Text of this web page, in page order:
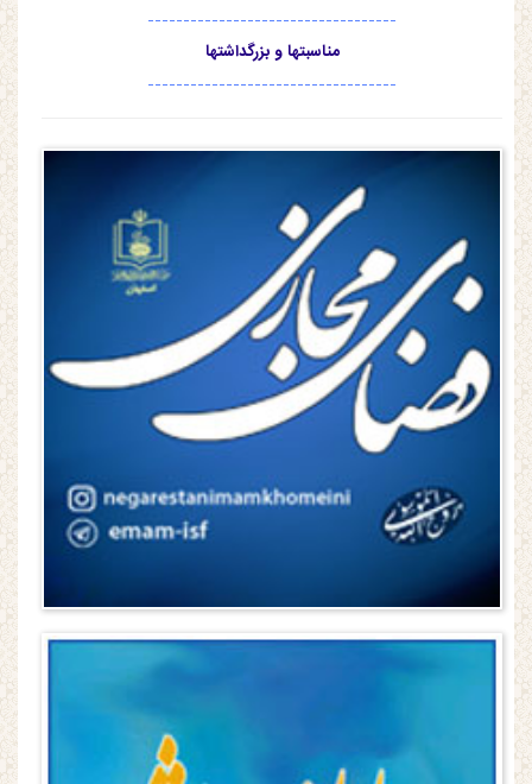
-----------------------------------
مناسبتها و بزرگداشتها
-----------------------------------